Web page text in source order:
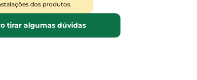
dos produtos.
tirar algumas dúvidas